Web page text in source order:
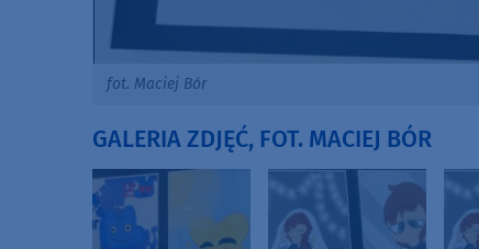
fot. Maciej Bór
GALERIA ZDJĘĆ, FOT. MACIEJ BÓR